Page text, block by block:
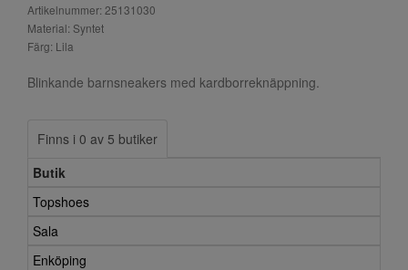
Artikelnummer: 25131030
Material: Syntet
Färg: Lila
Blinkande barnsneakers med kardborreknäppning.
Finns i 0 av 5 butiker
Butik
Topshoes
Sala
Enköping